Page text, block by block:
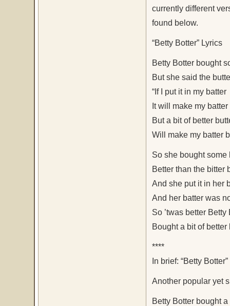
currently different
found below.
“Betty Botter” Lyrics
Betty Botter bought
But she said the
“If I put it in my batter
It will make my batter
But a bit of better
Will make my batter
So she bought some
Better than the bitter
And she put it in her
And her batter was
So ’twas better Betty
Bought a bit of better
****
In brief: “Betty
Another popular yet
Betty Botter bought a